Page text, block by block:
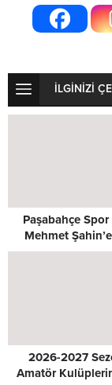
İLGİNİZİ
Paşabahçe Spor
Mehmet
2026-2027
Amatör